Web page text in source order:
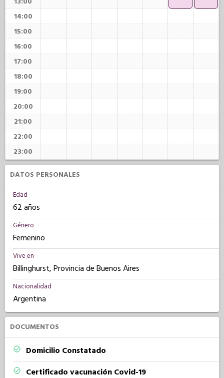
14:00
15:00
16:00
17:00
18:00
19:00
20:00
21:00
22:00
23:00
DATOS PERSONALES
Edad
62 años
Género
Femenino
Vive en
Billinghurst, Provincia de Buenos Aires
Nacionalidad
Argentina
DOCUMENTOS
Domicilio Constatado
Certificado vacunación Covid-19